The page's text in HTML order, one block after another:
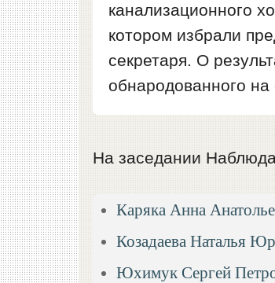
канализационного
котором избрали
секретаря. О
обнародованного на
На заседании
Каряка Анна
Козадаева Наталья
Юхимук Сергей